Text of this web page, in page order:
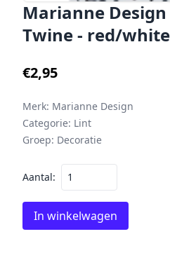
Marianne Design
Twine - red/white
€2,95
Merk: Marianne Design
Categorie: Lint
Groep: Decoratie
Aantal:
In winkelwagen